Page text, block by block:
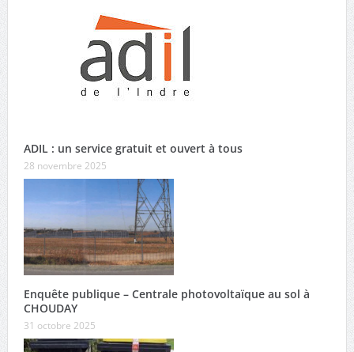
ADIL : un service gratuit et ouvert à tous
28 novembre 2025
Enquête publique – Centrale photovoltaïque au sol à
CHOUDAY
31 octobre 2025